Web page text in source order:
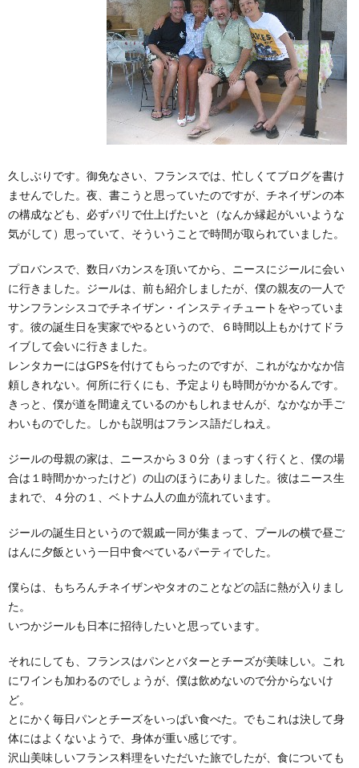
久しぶりです。御免なさい、フランスでは、忙しくてブログを書け
ませんでした。夜、書こうと思っていたのですが、チネイザンの本
の構成なども、必ずパリで仕上げたいと（なんか縁起がいいような
気がして）思っていて、そういうことで時間が取られていました。
プロバンスで、数日バカンスを頂いてから、ニースにジールに会い
に行きました。ジールは、前も紹介しましたが、僕の親友の一人で
サンフランシスコでチネイザン・インスティチュートをやっていま
す。彼の誕生日を実家でやるというので、６時間以上もかけてドラ
イブして会いに行きました。
レンタカーにはGPSを付けてもらったのですが、これがなかなか信
頼しきれない。何所に行くにも、予定よりも時間がかかるんです。
きっと、僕が道を間違えているのかもしれませんが、なかなか手ご
わいものでした。しかも説明はフランス語だしねえ。
ジールの母親の家は、ニースから３０分（まっすく行くと、僕の場
合は１時間かかったけど）の山のほうにありました。彼はニース生
まれで、４分の１、ベトナム人の血が流れています。
ジールの誕生日というので親戚一同が集まって、プールの横で昼ご
はんに夕飯という一日中食べているパーティでした。
僕らは、もちろんチネイザンやタオのことなどの話に熱が入りまし
た。
いつかジールも日本に招待したいと思っています。
それにしても、フランスはパンとバターとチーズが美味しい。これ
にワインも加わるのでしょうが、僕は飲めないので分からないけ
ど。
とにかく毎日パンとチーズをいっぱい食べた。でもこれは決して身
体にはよくないようで、身体が重い感じです。
沢山美味しいフランス料理をいただいた旅でしたが、食についても